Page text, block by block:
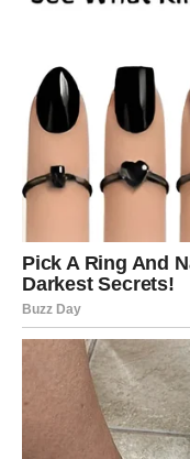
napravljen od
češnjaka djeluje
češnjaka i stavite
često nalaze insekti.
Posljedično,
zidne pukotine,
zaštitu. Kaša od
s otprilike 15
prelijte kipućom
minuta, zatim